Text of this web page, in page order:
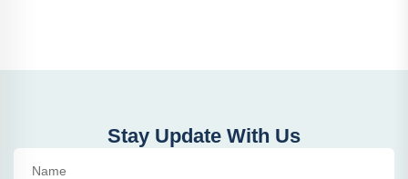
Stay Update With Us